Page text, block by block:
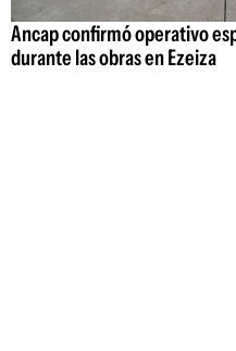
Ancap confirmó operativo
durante las obras en Ezeiza